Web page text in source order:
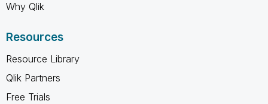
Why Qlik
Resources
Resource Library
Qlik Partners
Free Trials